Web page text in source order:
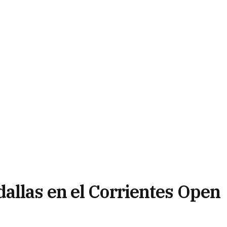
en el Corrientes Open